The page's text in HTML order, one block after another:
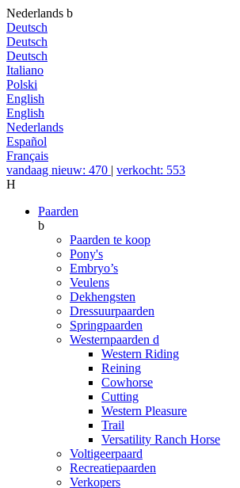
Nederlands b
Deutsch
Deutsch
Deutsch
Italiano
Polski
English
English
Nederlands
Español
Français
vandaag nieuw: 470 | verkocht: 553
H
Paarden
b
Paarden te koop
Pony's
Embryo’s
Veulens
Dekhengsten
Dressuurpaarden
Springpaarden
Westernpaarden d
Western Riding
Reining
Cowhorse
Cutting
Western Pleasure
Trail
Versatility Ranch Horse
Voltigeerpaard
Recreatiepaarden
Verkopers